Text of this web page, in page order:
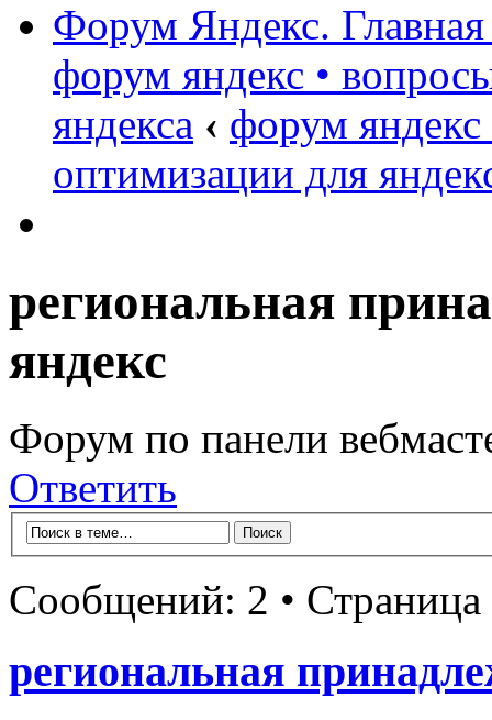
Форум Яндекс.
форум яндекс •
яндекса ‹ форум
оптимизации для
региональная
яндекс
Форум по панели
Ответить
Сообщений: 2 • Страница
региональная